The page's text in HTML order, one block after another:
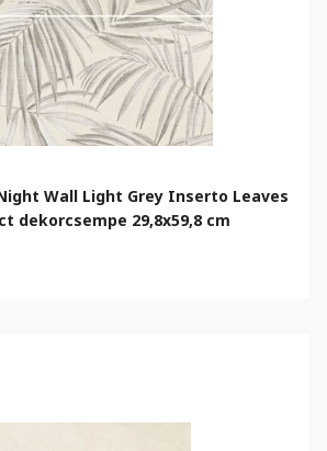
Wall Light Grey Inserto Leaves
dekorcsempe 29,8x59,8 cm